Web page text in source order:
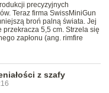
precyzyjnych
Teraz firma SwissMiniGun
broń palną świata. Jej
przekracza 5,5 cm. Strzela się
zapłonu (ang. rimfire
z szafy